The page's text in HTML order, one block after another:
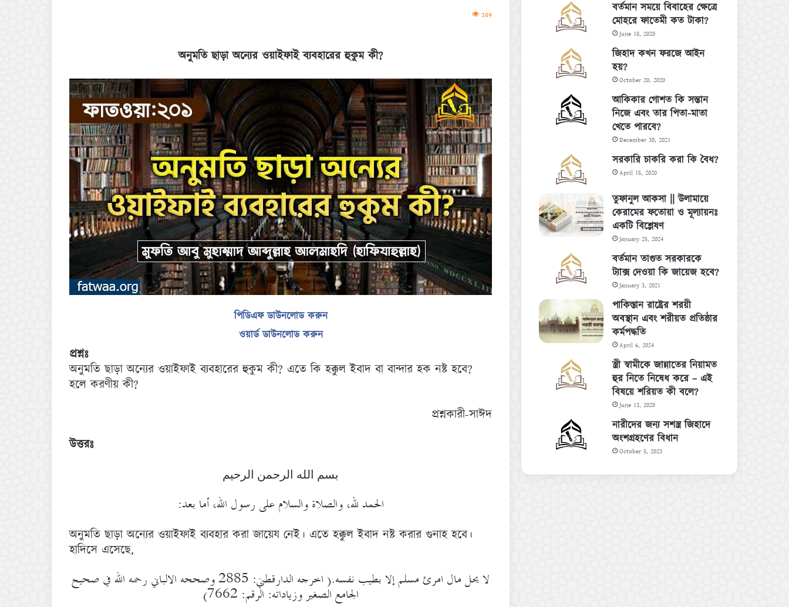
389
অনুমতি ছাড়া অন্যের ওয়াইফাই ব্যবহারের হুকুম কী?
পিডিএফ ডাউনলোড করুন
ওয়ার্ড ডাউনলোড করুন
প্রশ্নঃ
অনুমতি ছাড়া অন্যের ওয়াইফাই ব্যবহারের হুকুম কী? এতে কি হক্কুল ইবাদ বা বান্দার হক নষ্ট হবে?
হলে করণীয় কী?
প্রশ্নকারী-সাঈদ
উত্তরঃ
بسم الله الرحمن الرحيم
الحمد لله، والصلاة والسلام على رسول الله، أما بعد:
অনুমতি ছাড়া অন্যের ওয়াইফাই ব্যবহার করা জায়েয নেই। এতে হক্কুল ইবাদ নষ্ট করার গুনাহ হবে।
হাদিসে এসেছে,
لا يحل مال امرئ مسلم إلا بطيب نفسه.( اخرجه الدارقطني: 2885 وصححه الالباني رحمه الله في صحيح
الجامع الصغير وزياداته: الرقم: 7662)
বর্তমান সময়ে বিবাহের ক্ষেত্রে
মোহরে ফাতেমী কত টাকা?
June 18, 2020
জিহাদ কখন ফরজে আইন
হয়?
October 20, 2020
আকিকার গোশত কি সন্তান
নিজে এবং তার পিতা-মাতা
খেতে পারবে?
December 30, 2021
সরকারি চাকরি করা কি বৈধ?
April 15, 2020
তুফানুল আকসা || উলামায়ে
কেরামের ফতোয়া ও মূল্যায়নঃ
একটি বিশ্লেষণ
January 25, 2024
বর্তমান তাগুত সরকারকে
ট্যাক্স দেওয়া কি জায়েজ হবে?
January 3, 2021
পাকিস্তান রাষ্ট্রের শরয়ী
অবস্থান এবং শরীয়ত প্রতিষ্ঠার
কর্মপদ্ধতি
April 6, 2024
স্ত্রী স্বামীকে জান্নাতের নিয়ামত
হুর নিতে নিষেধ করে – এই
বিষয়ে শরিয়ত কী বলে?
June 13, 2020
নারীদের জন্য সশস্ত্র জিহাদে
অংশগ্রহণের বিধান
October 5, 2023